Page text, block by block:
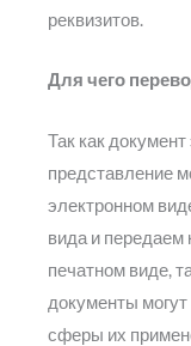
реквизитов.
Для чего
Так как
представление
электронном
вида и передаем
печатном виде,
документы могут
сферы их